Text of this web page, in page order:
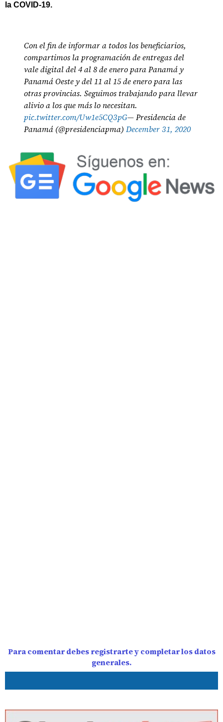
la COVID-19.
Con el fin de informar a todos los beneficiarios,
compartimos la programación de entregas del
vale digital del 4 al 8 de enero para Panamá y
Panamá Oeste y del 11 al 15 de enero para las
otras provincias. Seguimos trabajando para llevar
alivio a los que más lo necesitan.
pic.twitter.com/Uw1e5CQ3pG— Presidencia de
Panamá (@presidenciapma)December 31, 2020
Para comentar debes registrarte y completar los datos
generales.